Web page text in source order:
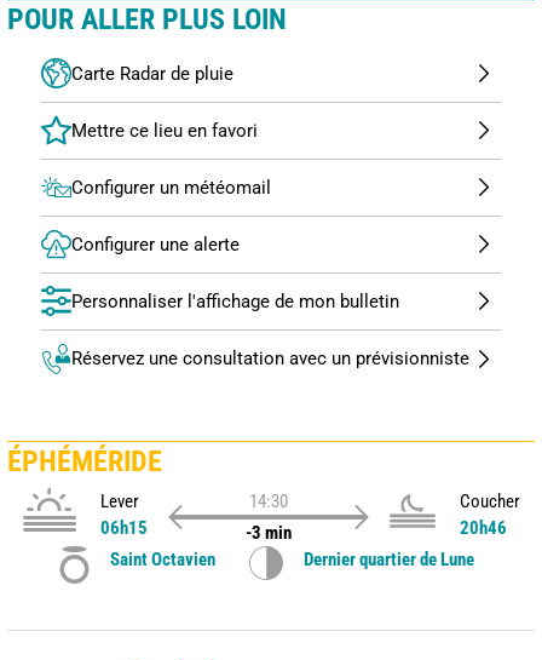
POUR ALLER PLUS LOIN
Carte Radar de pluie
Configurer un météomail
Configurer une alerte
Personnaliser l'affichage de mon bulletin
Réservez une consultation avec un prévisionniste
ÉPHÉMÉRIDE
Lever
06h15
14:30
-3 min
Coucher
20h46
Saint Octavien
Dernier quartier de Lune